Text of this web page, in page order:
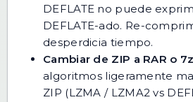
DEFLATE no puede
DEFLATE-ado. Re-
desperdicia tiempo.
Cambiar de ZIP a RAR o
algoritmos ligeramente
ZIP (LZMA / LZMA2 vs